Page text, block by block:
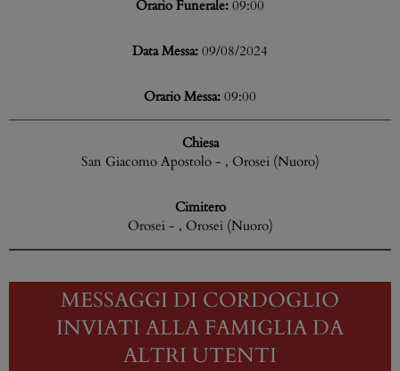
Orario Funerale:09:00
Data Messa:09/08/2024
Orario Messa:09:00
Chiesa
San Giacomo Apostolo - , Orosei (Nuoro)
Cimitero
Orosei - , Orosei (Nuoro)
MESSAGGI DI CORDOGLIO
INVIATI ALLA FAMIGLIA DA
ALTRI UTENTI